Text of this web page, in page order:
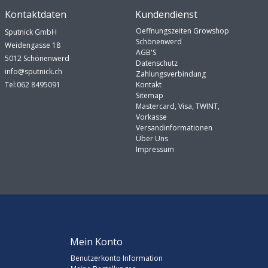
Kontaktdaten
Sputnick GmbH
Weidengasse 18
5012 Schönenwerd
info@sputnick.ch
Tel:062 8495091
Kundendienst
Oeffnungszeiten Growshop
Schönenwerd
AGB'S
Datenschutz
Zahlungsverbindung
Kontakt
Sitemap
Mastercard, Visa, TWINT,
Vorkasse
Versandinformationen
Über Uns
Impressum
Mein Konto
Benutzerkonto Information